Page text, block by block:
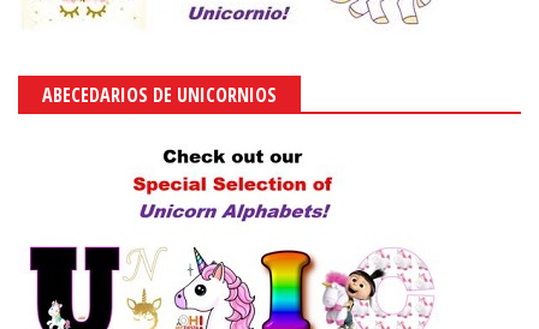
ABECEDARIOS DE PEPPA PIG
SOFIA THE FIRST